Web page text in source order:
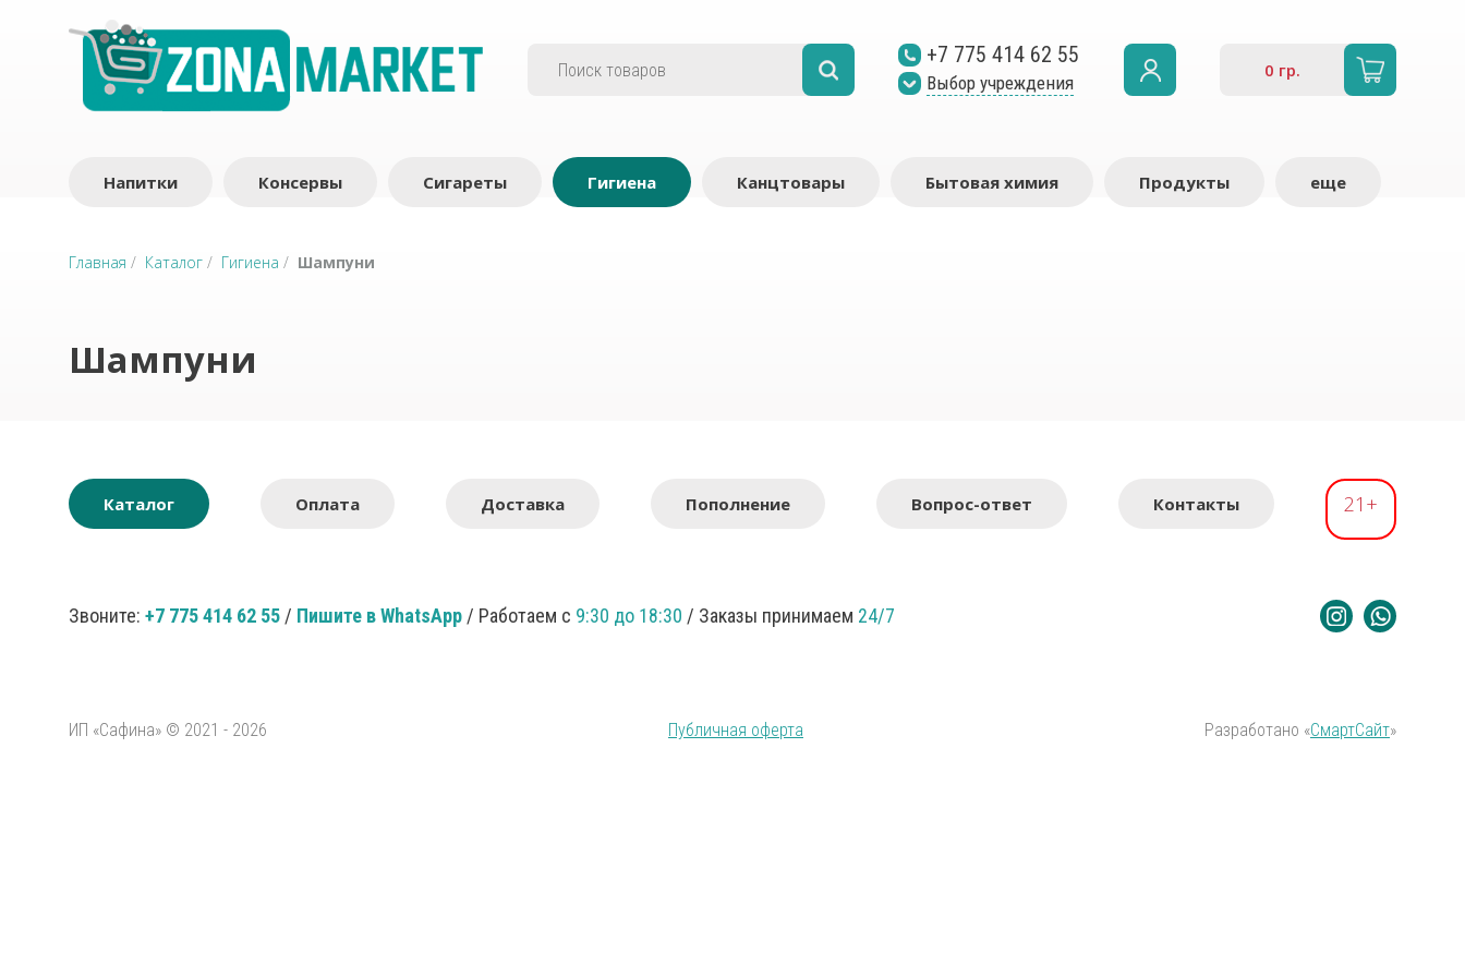
+7 775 414 62 55
Выбор учреждения
0 гр.
Напитки Консервы Сигареты Гигиена Канцтовары Бытовая химия Продукты еще
Главная / Каталог / Гигиена / Шампуни
Шампуни
Каталог Оплата Доставка Пополнение Вопрос-ответ Контакты 21+
Звоните: +7 775 414 62 55 / Пишите в WhatsApp / Работаем с 9:30 до 18:30 / Заказы принимаем 24/7
ИП «Сафина» © 2021 - 2026 Публичная оферта Разработано «СмартСайт»